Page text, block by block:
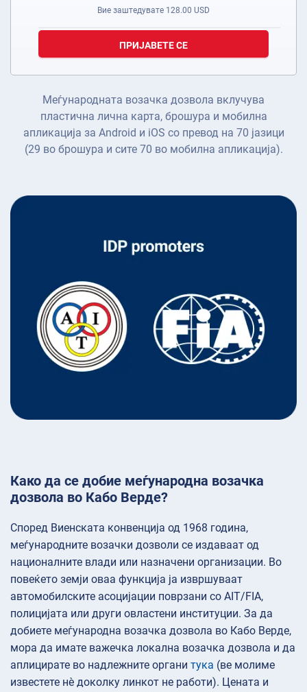
Вие заштедувате 128.00 USD
ПРИЈАВЕТЕ СЕ
Меѓународната возачка дозвола вклучува
пластична лична карта, брошура и мобилна
апликација за Android и iOS со превод на 70 јазици
(29 во брошура и сите 70 во мобилна апликација).
Како да се добие меѓународна возачка
дозвола во Кабо Верде?
Според Виенската конвенција од 1968 година,
меѓународните возачки дозволи се издаваат од
националните влади или назначени организации. Во
повеќето земји оваа функција ја извршуваат
автомобилските асоцијации поврзани со AIT/FIA,
полицијата или други овластени институции. За да
добиете меѓународна возачка дозвола во Кабо Верде,
мора да имате важечка локална возачка дозвола и да
аплицирате во надлежните органи тука (ве молиме
известете нè доколку линкот не работи). Цената и